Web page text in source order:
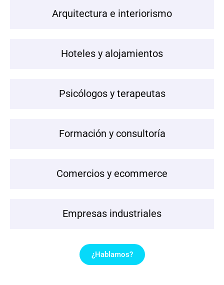
Arquitectura e interiorismo
Hoteles y alojamientos
Psicólogos y terapeutas
Formación y consultoría
Comercios y ecommerce
Empresas industriales
¿Hablamos?